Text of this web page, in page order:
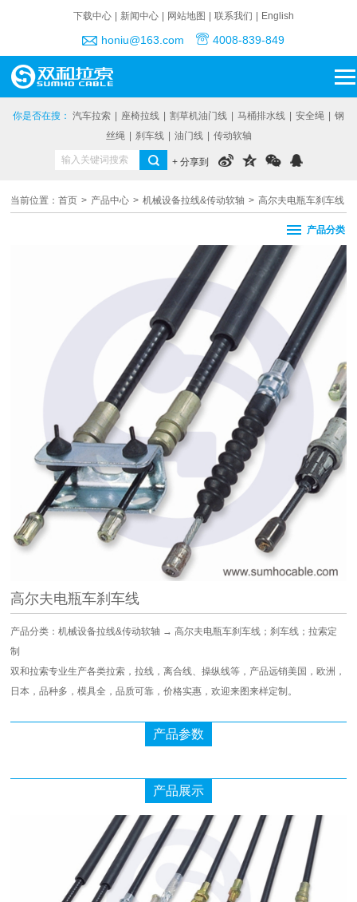
下载中心 新闻中心 网站地图 联系我们 English
honiu@163.com 4008-839-849
你是否在搜： 汽车拉索 座椅拉线 割草机油门线 马桶排水线 安全绳
钢
丝绳
刹车线 油门线 传动软轴
+ 分享到
产品分类
当前位置：首页 > 产品中心 > 机械设备拉线&传动软轴 > 高尔夫电瓶车刹车线
高尔夫电瓶车刹车线
产品分类：机械设备拉线&传动软轴 → 高尔夫电瓶车刹车线；刹车线；拉索定
制
双和拉索专业生产各类拉索，拉线，离合线、操纵线等，产品远销美国，欧洲，
日本，品种多，模具全，品质可靠，价格实惠，欢迎来图来样定制。
产品参数
产品展示